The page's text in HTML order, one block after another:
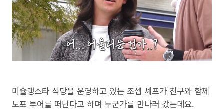
미슐랭스타 식당을 운영하고 있는 조셉 셰프가 친구와 함께
노포 투어를 떠난다고 하며 누군가를 만나러 갔는데요.